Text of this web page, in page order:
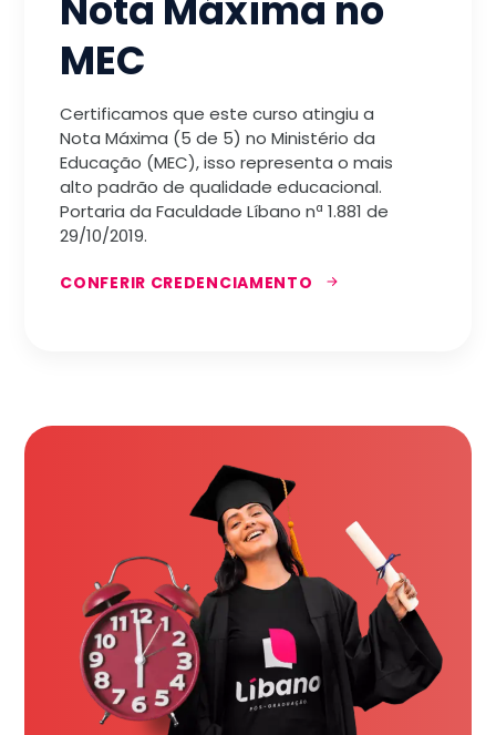
MEC
Certificamos que este curso atingiu a
Nota Máxima (5 de 5) no Ministério da
Educação (MEC), isso representa o mais
alto padrão de qualidade educacional.
Portaria da Faculdade Líbano nª 1.881 de
29/10/2019.
CONFERIR CREDENCIAMENTO